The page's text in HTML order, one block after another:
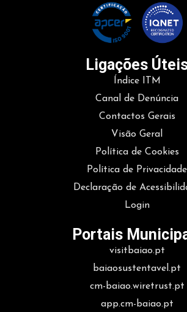
Ligações
Índice ITM
Canal de Denúncia
Contactos Gerais
Visão Geral
Política de Cookies
Política de Privacidade
Declaração de
Login
Portais
visitbaiao.pt
baiaosustentavel.pt
cm-baiao.wiretrust.pt
app.cm-baiao.pt